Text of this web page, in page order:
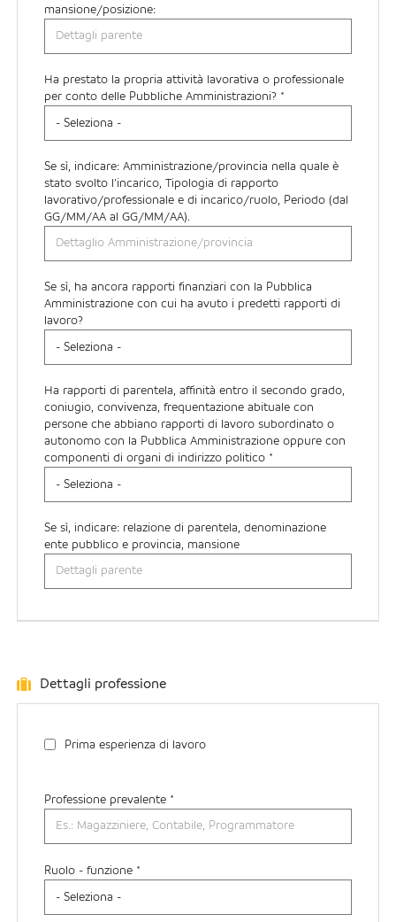
mansione/posizione:
Ha prestato la propria attività lavorativa o professionale
per conto delle Pubbliche Amministrazioni? *
Se sì, indicare: Amministrazione/provincia nella quale è
stato svolto l’incarico, Tipologia di rapporto
lavorativo/professionale e di incarico/ruolo, Periodo (dal
GG/MM/AA al GG/MM/AA).
Se sì, ha ancora rapporti finanziari con la Pubblica
Amministrazione con cui ha avuto i predetti rapporti di
lavoro?
Ha rapporti di parentela, affinità entro il secondo grado,
coniugio, convivenza, frequentazione abituale con
persone che abbiano rapporti di lavoro subordinato o
autonomo con la Pubblica Amministrazione oppure con
componenti di organi di indirizzo politico *
Se sì, indicare: relazione di parentela, denominazione
ente pubblico e provincia, mansione
Dettagli professione
Prima esperienza di lavoro
Professione prevalente *
Ruolo - funzione *